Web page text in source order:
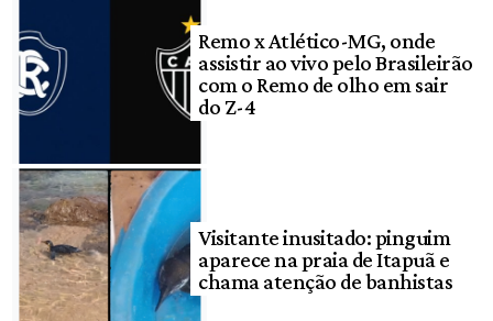
Remo x Atlético-MG, onde
assistir ao vivo pelo Brasileirão
com o Remo de olho em sair
do Z-4
Visitante inusitado: pinguim
aparece na praia de Itapuã e
chama atenção de banhistas